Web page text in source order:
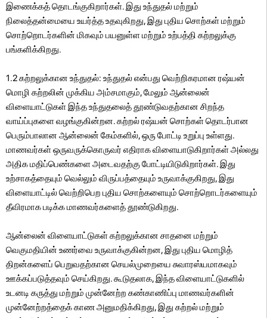
இணைக்கத் தொடங்குகிறார்கள். இது உந்துதல் மற்றும்
நிலைத்தன்மையை உயர்த்த உதவுகிறது, இது புதிய சொற்கள் மற்றும்
சொற்றொடர்களின் மிகவும் பயனுள்ள மற்றும் உற்பத்தி கற்றலுக்கு
பங்களிக்கிறது.
1.2 கற்றலுக்கான உந்துதல்: உந்துதல் என்பது வெற்றிகரமான ரஷ்யன்
மொழி கற்றலின் முக்கிய அம்சமாகும், மேலும் ஆன்லைன்
விளையாட்டுகள் இந்த உந்துதலைத் தூண்டுவதற்கான சிறந்த
வாய்ப்புகளை வழங்குகின்றன. கற்றல் ரஷ்யன் சொற்கள் தொடர்பான
பெரும்பாலான ஆன்லைன் கேம்களில், ஒரு போட்டி உறுப்பு உள்ளது.
மாணவர்கள் ஒருவருக்கொருவர் எதிராக விளையாடுகிறார்கள் அல்லது
அதிக மதிப்பெண்களை அடைவதற்கு போட்டியிடுகிறார்கள். இது
உற்சாகத்தையும் வெல்லும் விருப்பத்தையும் உருவாக்குகிறது, இது
விளையாட்டில் வெற்றிபெற புதிய சொற்களையும் சொற்றொடர்களையும்
தீவிரமாக படிக்க மாணவர்களைத் தூண்டுகிறது.
ஆன்லைன் விளையாட்டுகள் கற்றலுக்கான சாதனை மற்றும்
வெகுமதியின் உணர்வை உருவாக்குகின்றன, இது புதிய மொழித்
திறன்களைப் பெறுவதற்கான செயல்முறையை சுவாரஸ்யமாகவும்
ஊக்கப்படுத்தவும் செய்கிறது. கூடுதலாக, இந்த விளையாட்டுகளில்
உடனடி கருத்து மற்றும் முன்னேற்ற கண்காணிப்பு மாணவர்களின்
முன்னேற்றத்தைக் காண அனுமதிக்கிறது, இது கற்றல் மற்றும்